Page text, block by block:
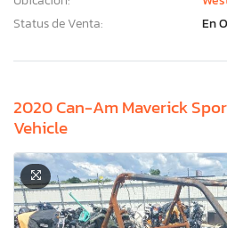
Status de Venta:
En
2020 Can-Am Maverick
Vehicle